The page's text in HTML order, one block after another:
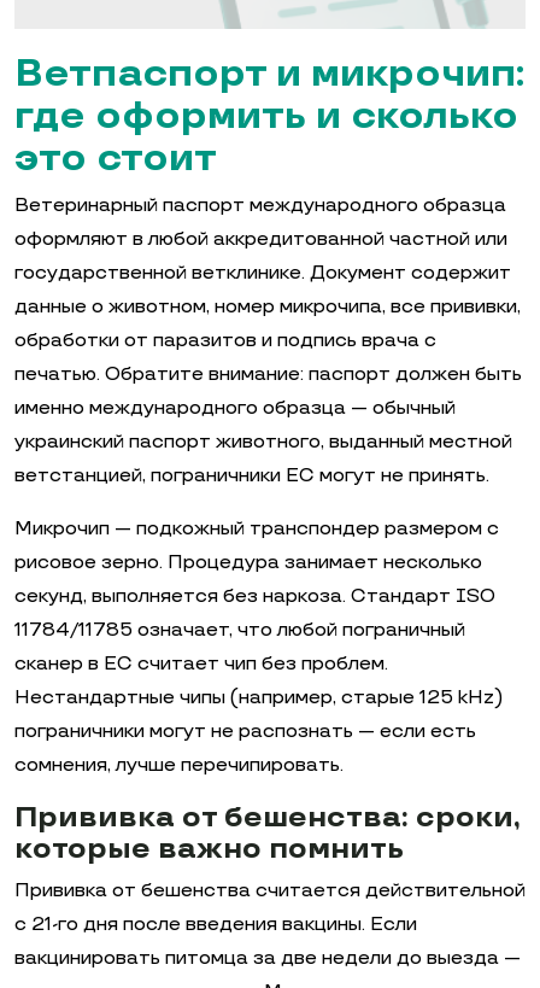
Ветпаспорт и микрочип:
где оформить и сколько
это стоит
Ветеринарный паспорт международного образца
оформляют в любой аккредитованной частной или
государственной ветклинике. Документ содержит
данные о животном, номер микрочипа, все прививки,
обработки от паразитов и подпись врача с
печатью. Обратите внимание: паспорт должен быть
именно международного образца — обычный
украинский паспорт животного, выданный местной
ветстанцией, пограничники ЕС могут не принять.
Микрочип — подкожный транспондер размером с
рисовое зерно. Процедура занимает несколько
секунд, выполняется без наркоза. Стандарт ISO
11784/11785 означает, что любой пограничный
сканер в ЕС считает чип без проблем.
Нестандартные чипы (например, старые 125 kHz)
пограничники могут не распознать — если есть
сомнения, лучше перечипировать.
Прививка от бешенства: сроки,
которые важно помнить
Прививка от бешенства считается действительной
с 21-го дня после введения вакцины. Если
вакцинировать питомца за две недели до выезда —